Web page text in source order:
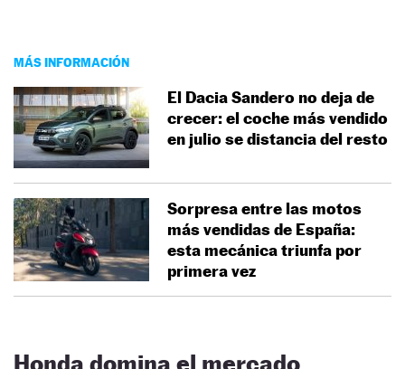
MÁS INFORMACIÓN
El Dacia Sandero no deja de
crecer: el coche más vendido
en julio se distancia del resto
Sorpresa entre las motos
más vendidas de España:
esta mecánica triunfa por
primera vez
Honda domina el mercado